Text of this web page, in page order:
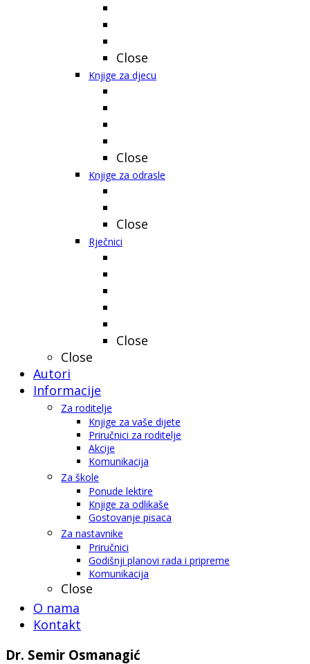
Close
Knjige za djecu
Close
Knjige za odrasle
Close
Rječnici
Close
Close
Autori
Informacije
Za roditelje
Knjige za vaše dijete
Priručnici za roditelje
Akcije
Komunikacija
Za škole
Ponude lektire
Knjige za odlikaše
Gostovanje pisaca
Za nastavnike
Priručnici
Godišnji planovi rada i pripreme
Komunikacija
Close
O nama
Kontakt
Dr. Semir Osmanagić